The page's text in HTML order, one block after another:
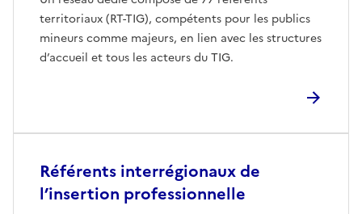
territoriaux (RT-TIG), compétents pour les publics
mineurs comme majeurs, en lien avec les structures
d’accueil et tous les acteurs du TIG.
Référents interrégionaux de
l’insertion professionnelle